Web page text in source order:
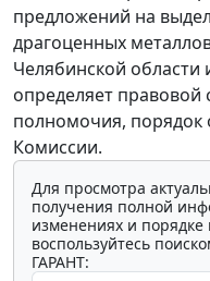
предложений на
драгоценных
Челябинской области
определяет правовой
полномочия, порядок
Комиссии.
Для просмотра
получения полной
изменениях и
воспользуйтесь
ГАРАНТ: